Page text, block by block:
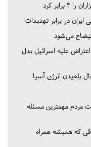
در برابر تهدیدات
می‌شود
علیه اسرائیل بدل
بلعیدن انرژی آسیا
مردم مهمترین مسئله
که همیشه همراه